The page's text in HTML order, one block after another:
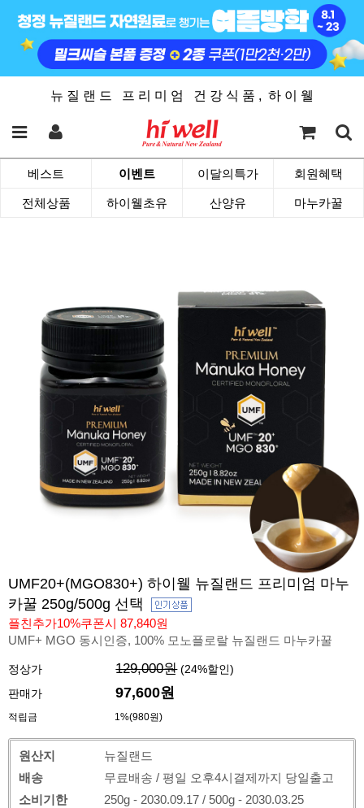
뉴 질 랜 드 프 리 미 엄 건 강 식 품 , 하 이 웰
베스트 이벤트 이달의특가 회원혜택
전체상품 하이웰초유 산양유 마누카꿀
UMF20+(MGO830+) 하이웰 뉴질랜드 프리미엄 마누
카꿀 250g/500g 선택
플친추가10%쿠폰시 87,840원
UMF+ MGO 동시인증, 100% 모노플로랄 뉴질랜드 마누카꿀
정상가 129,000원 (24%할인)
판매가
97,600원
적립금 1%(980원)
원산지
뉴질랜드
배송
무료배송 / 평일 오후4시결제까지 당일출고
소비기한
250g - 2030.09.17 / 500g - 2030.03.25